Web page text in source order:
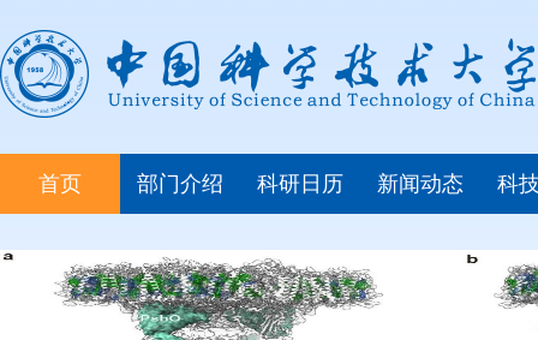
首页 部门介绍 科研日历 新闻动态 科